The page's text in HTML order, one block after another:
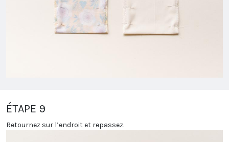
ÉTAPE 9
Retournez sur l’endroit et repassez.